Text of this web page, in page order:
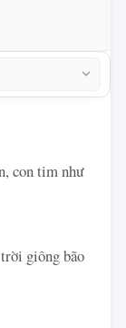
con tim như
giông bão